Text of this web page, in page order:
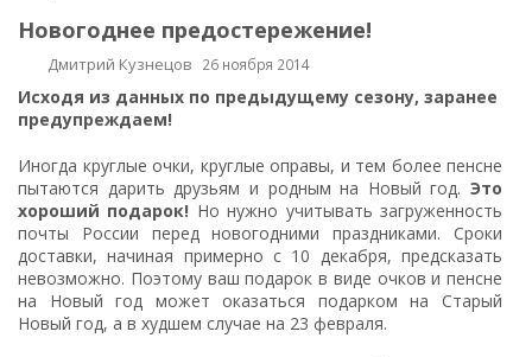
Новогоднее предостережение!
Дмитрий Кузнецов 26 ноября 2014
Исходя из данных по предыдущему сезону, заранее
предупреждаем!
Иногда круглые очки, круглые оправы, и тем более пенсне
пытаются дарить друзьям и родным на Новый год. Это
хороший подарок! Но нужно учитывать загруженность
почты России перед новогодними праздниками. Сроки
доставки, начиная примерно с 10 декабря, предсказать
невозможно. Поэтому ваш подарок в виде очков и пенсне
на Новый год может оказаться подарком на Старый
Новый год, а в худшем случае на 23 февраля.